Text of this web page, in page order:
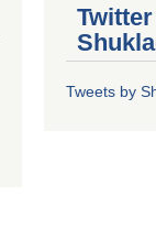
Tweets by